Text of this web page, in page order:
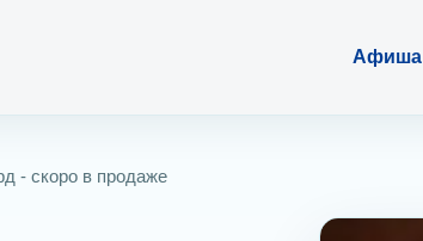
Афиша
- скоро в продаже